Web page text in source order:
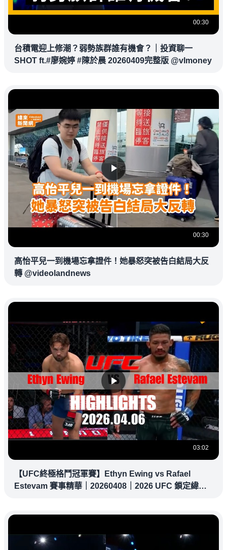
00:30
台積電迎上修潮？弱勢族群誰有機會？｜投資聊一
SHOT ft.#廖婉婷 #陳於晨 20260409完整版 @vlmoney
00:30
高怡平兒一到機場忘拿證件！她暴怒突被告白結局大反
轉 @videolandnews
03:02
【UFC終極格鬥冠軍賽】Ethyn Ewing vs Rafael
Estevam 賽事精華｜20260408｜2026 UFC 鎖定緯